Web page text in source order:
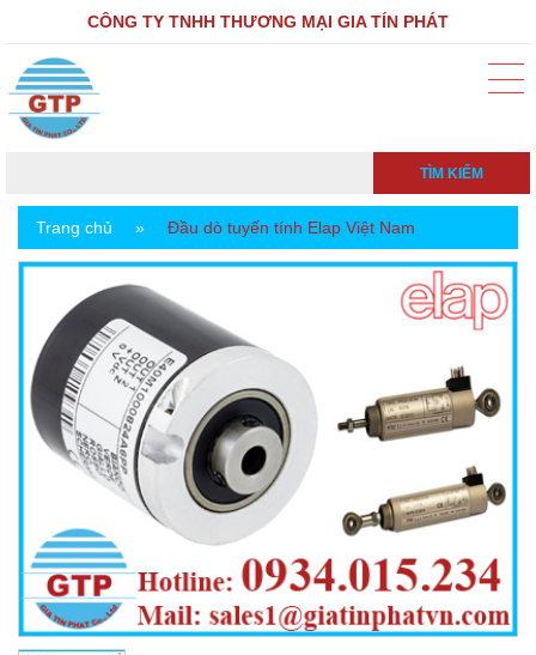
CÔNG TY TNHH THƯƠNG MẠI GIA TÍN PHÁT
TÌM KIẾM
Trang chủ » Đầu dò tuyến tính Elap Việt Nam